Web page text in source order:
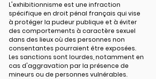
L'exhibitionnisme est une infraction
spécifique en droit pénal français qui vise
à protéger la pudeur publique et à éviter
des comportements à caractère sexuel
dans des lieux où des personnes non
consentantes pourraient être exposées.
Les sanctions sont lourdes, notamment en
cas d'aggravation par la présence de
mineurs ou de personnes vulnérables.